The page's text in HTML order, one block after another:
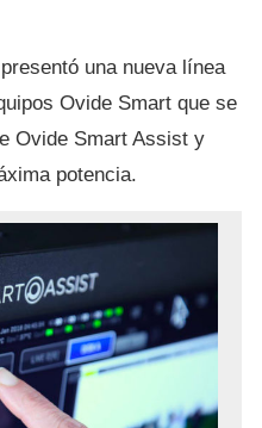
una nueva línea
Ovide Smart que se
Ovide Smart Assist y
potencia.